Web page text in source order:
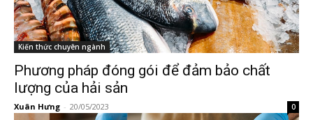
Kiến thức chuyên ngành
Phương pháp đóng gói để đảm bảo chất
lượng của hải sản
Xuân Hưng - 20/05/2023 0